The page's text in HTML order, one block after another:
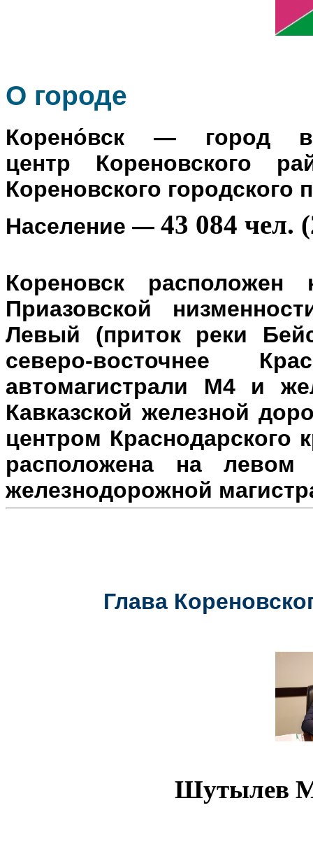
О городе
Корено́вск — город в
центр Кореновского
Кореновского городского
Население — 43 084 чел.
Кореновск
Приазовской
Левый (приток реки
северо-восточнее
автомагистрали М4 и
Кавказской железной
центром Краснодарского
расположена на левом
железнодорожной
Глава
Шутылев